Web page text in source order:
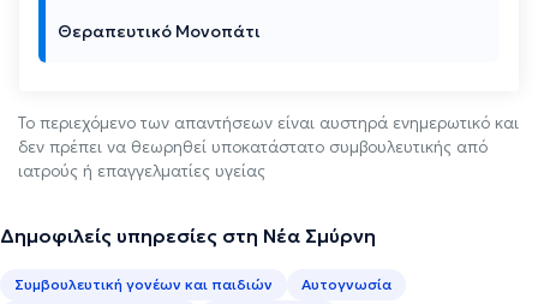
Θεραπευτικό Μονοπάτι
Το περιεχόμενο των απαντήσεων είναι αυστηρά ενημερωτικό και
δεν πρέπει να θεωρηθεί υποκατάστατο συμβουλευτικής από
ιατρούς ή επαγγελματίες υγείας
Δημοφιλείς υπηρεσίες στη Νέα Σμύρνη
Συμβουλευτική γονέων και παιδιών
Αυτογνωσία